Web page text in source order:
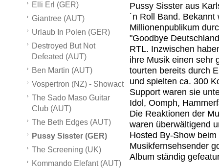
Elli Erl (GER)
Giantree (AUT)
Urlaub In Polen (GER)
Destroyed But Not
Defeated (AUT)
Ben Martin (AUT)
Vospertron (NZ) - Showact
The Sado Maso Guitar
Club (AUT)
The Beth Edges (AUT)
Pussy Sisster (GER)
The Screening (UK)
Kommando Elefant (AUT)
Pussy Sisster aus
´n Roll Band.
Millionenpublikum
"Goodbye
RTL. Inzwischen
ihre Musik einen sehr
tourten bereits durch
und spielten ca. 300
Support waren sie
Idol, Oomph,
Die Reaktionen der
waren überwältigend
Hosted By-Show
Musikfernsehsender
Album ständig